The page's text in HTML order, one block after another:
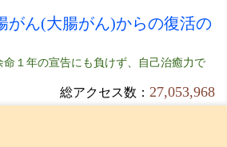
がん(大腸がん)からの復活の
１年の宣告にも負けず、自己治癒力で
総アクセス数： 27,053,968